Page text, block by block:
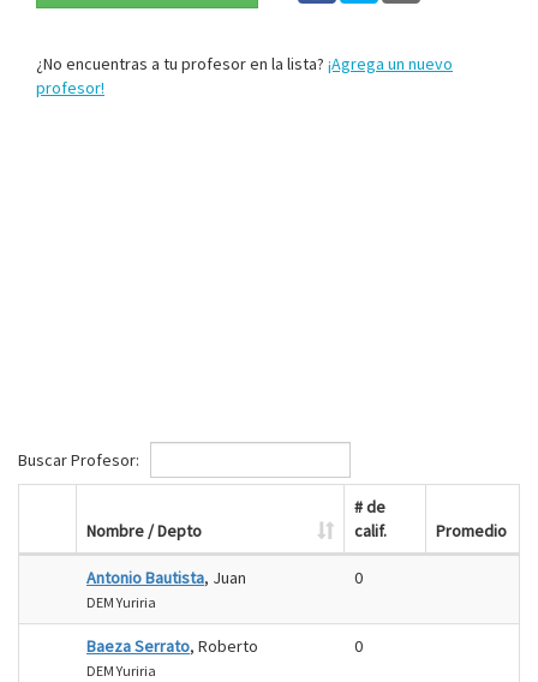
¿No encuentras a tu profesor en la lista? ¡Agrega un nuevo
profesor!
Buscar Profesor:
Nombre / Depto
# de
calif.
Promedio
Antonio Bautista, Juan
DEM Yuriria
0
Baeza Serrato, Roberto
DEM Yuriria
0